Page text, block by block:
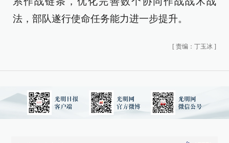
法，部队遂行使命任务能力进一步提升。
[ 责编：丁玉冰 ]